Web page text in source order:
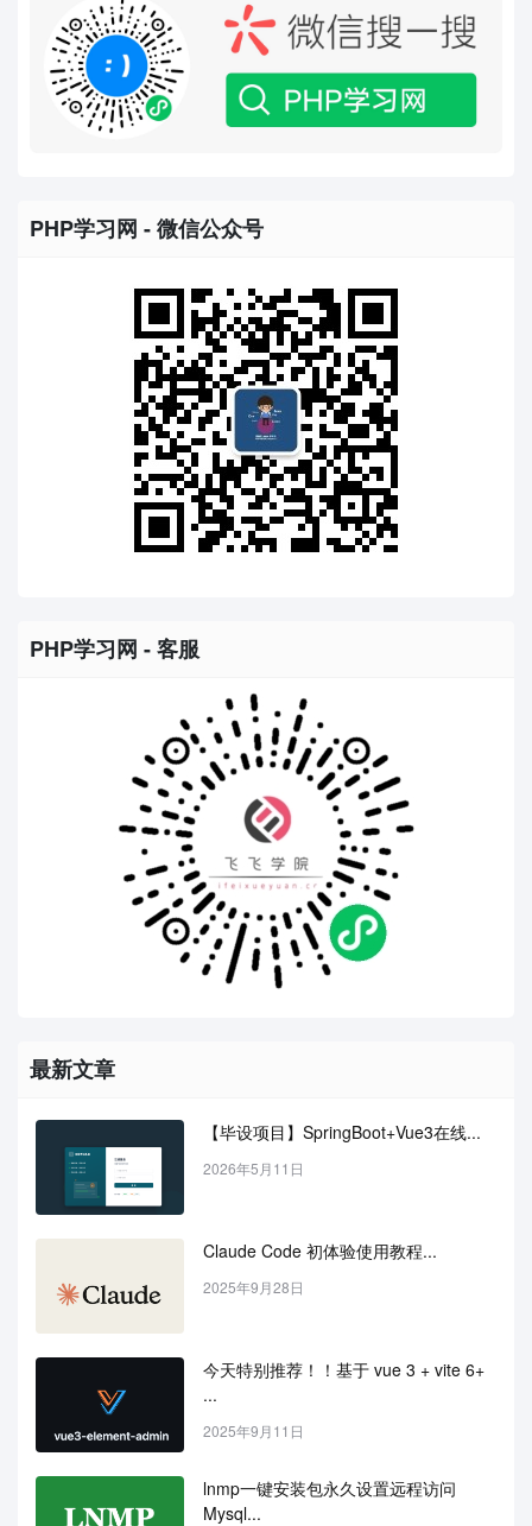
PHP学习网 - 微信公众号
PHP学习网 - 客服
最新文章
【毕设项目】SpringBoot+Vue3在线...
2026年5月11日
Claude Code 初体验使用教程...
2025年9月28日
今天特别推荐！！基于 vue 3 + vite 6+
...
2025年9月11日
lnmp一键安装包永久设置远程访问
Mysql...